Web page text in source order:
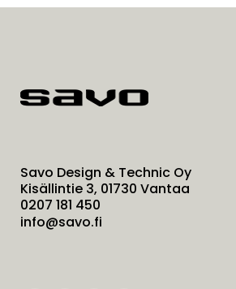
Savo Design & Technic Oy
Kisällintie 3, 01730 Vantaa
0207 181 450
info@savo.fi